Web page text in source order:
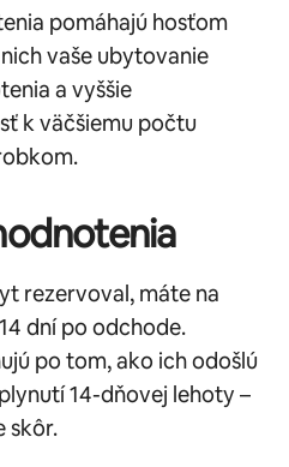
pomáhajú hosťom
vaše ubytovanie
a vyššie
k väčšiemu počtu
rezervoval, máte na
dní po odchode.
po tom, ako ich odošlú
14-dňovej lehoty –
skôr.